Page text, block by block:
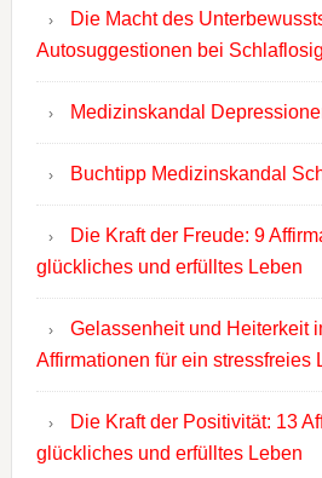
Die Macht des
Autosuggestionen bei
Medizinskandal
Buchtipp Medizinskandal
Die Kraft der Freude: 9
glückliches und erfülltes Leben
Gelassenheit und Heiterkeit
Affirmationen für ein stressfreies
Die Kraft der Positivität: 13
glückliches und erfülltes Leben